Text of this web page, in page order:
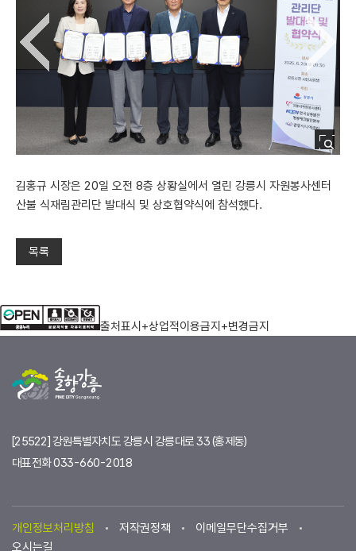
사진
공지사항
일별현황요약
이전 이미지 보기 다음 이미지 보기
김홍규 시장은 20일 오전 8층 상황실에서 열린 강릉시 자원봉사센터
산불 식재림관리단 발대식 및 상호협약식에 참석했다.
목록
출처표시+상업적이용금지+변경금지
개인정보처리방침 저작권정책
이메일무단수집거부
오시는길
[25522] 강원특별자치도 강릉시 강릉대로 33 (홍제동)
대표전화033-660-2018